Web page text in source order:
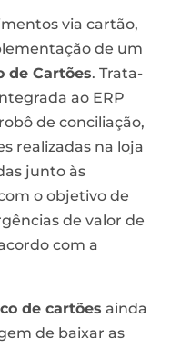
via cartão,
de um
de Cartões. Trata-
ao ERP
de conciliação,
realizadas na loja
junto às
o objetivo de
de valor de
com a
de cartões ainda
de baixar as